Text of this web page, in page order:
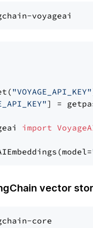
"VOYAGE_API_KEY"
] =
import
vector